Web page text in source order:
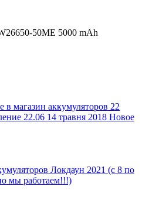
50ME 5000 mAh
в магазин аккумуляторов 22
22.06 14 травня 2018 Новое
Локдаун 2021 (с 8 по
мы работаем!!!)